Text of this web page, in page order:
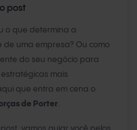
post
o que determina a
de uma empresa? Ou como
do seu negócio para
mais
que entra em cena o
de Porter.